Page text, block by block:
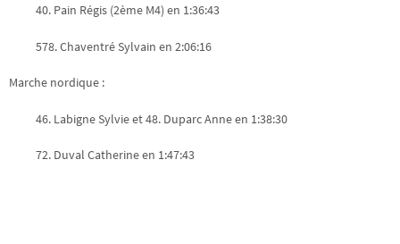
40. Pain Régis (2ème M4) en 1:36:43
578. Chaventré Sylvain en 2:06:16
Marche nordique :
46. Labigne Sylvie et 48. Duparc Anne en 1:38:30
72. Duval Catherine en 1:47:43